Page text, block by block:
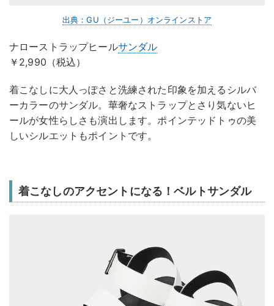
出典：GU（ジーユー）オンラインストア
ナローストラップヒールサンダル
￥2,990（税込）
着こなしに大人っぽさと洗練された印象を加えるシルバ
ーカラーのサンダル。華奢なストラップとさり気ないヒ
ールが女性らしさも演出します。ポインテッドトゥの美
しいシルエットもポイントです。
着こなしのアクセントになる！ベルトサンダル